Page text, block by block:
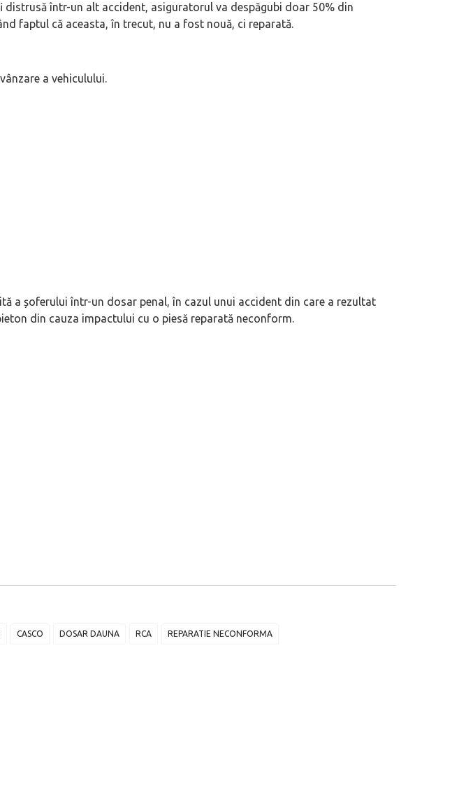
distrusă într-un alt accident, asiguratorul va despăgubi doar 50% din
faptul că aceasta, în trecut, nu a fost nouă, ci reparată.
a vehiculului.
a șoferului într-un dosar penal, în cazul unui accident din care a rezultat
din cauza impactului cu o piesă reparată neconform.
CASCO DOSAR DAUNA RCA REPARATIE NECONFORMA